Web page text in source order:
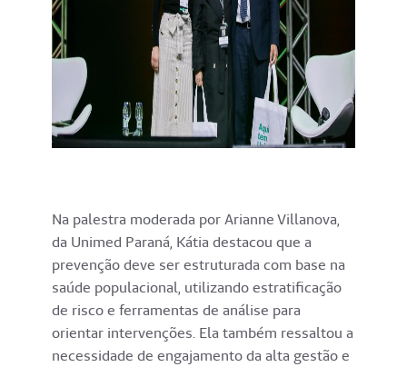
Na palestra moderada por Arianne Villanova,
da Unimed Paraná, Kátia destacou que a
prevenção deve ser estruturada com base na
saúde populacional, utilizando estratificação
de risco e ferramentas de análise para
orientar intervenções. Ela também ressaltou a
necessidade de engajamento da alta gestão e